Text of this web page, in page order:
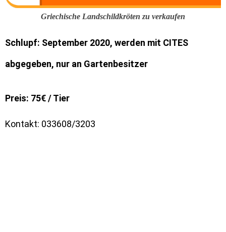
Griechische Landschildkröten zu verkaufen
Schlupf: September 2020, werden mit CITES
abgegeben, nur an Gartenbesitzer
Preis: 75€ / Tier
Kontakt: 033608/3203